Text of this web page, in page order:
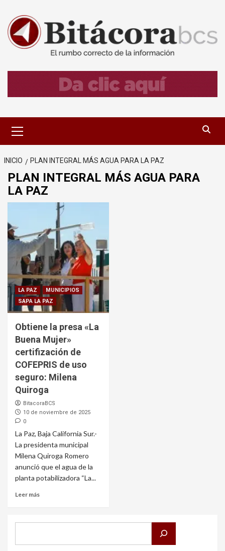
contenido
primario
INICIO PLAN INTEGRAL MÁS AGUA PARA LA PAZ
PLAN INTEGRAL MÁS AGUA PARA
LA PAZ
LA PAZ
MUNICIPIOS
SAPA LA PAZ
Obtiene la presa «La
Buena Mujer»
certifización de
COFEPRIS de uso
seguro: Milena
Quiroga
BitacoraBCS
10 de noviembre de 2025
0
La Paz, Baja California Sur.-
La presidenta municipal
Milena Quiroga Romero
anunció que el agua de la
planta potabilizadora “La...
Leer más